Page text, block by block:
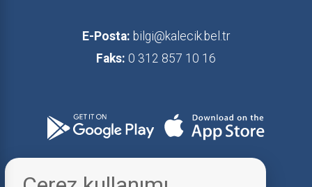
E-Posta: bilgi@kalecik.bel.tr
Faks: 0 312 857 10 16